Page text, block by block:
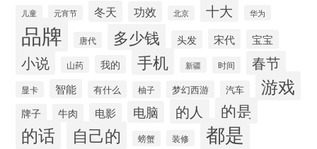
儿童 元宵节 冬天 功效 北京 十大 华为
品牌 唐代 多少钱 头发 宋代 宝宝
小说 山药 我的 手机 新疆 时间 春节
显卡 智能 有什么 柚子 梦幻西游 汽车 游戏
牌子 牛肉 电影 电脑 的人 的是
的话 自己的 螃蟹 装修 都是